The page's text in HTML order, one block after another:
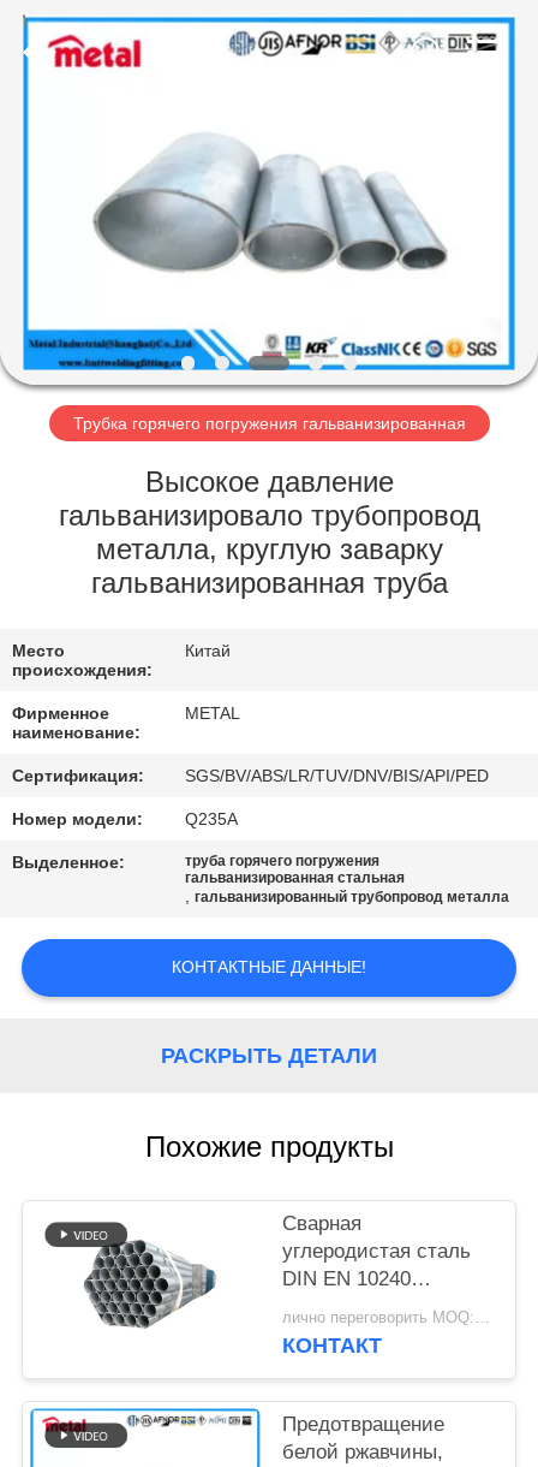
ПРОДУКТЫ
ПУТЕШЕСТВИЕ
ФАБРИКИ
ПРОВЕРКА
КАЧЕСТВА
МЫ
НОВОСТИ
СЛУЧАИ
САЙТА
PRIVACY
STEEL
CHINA.
Трубка горячего погружения гальванизированная
Высокое давление
гальванизировало трубопровод
металла, круглую заварку
гальванизированная труба
Место
происхождения:
Китай
Фирменное
наименование:
METAL
Сертификация: SGS/BV/ABS/LR/TUV/DNV/BIS/API/PED
Номер модели: Q235A
Выделенное:
труба горячего погружения
гальванизированная стальная
,гальванизированный трубопровод металла
КОНТАКТНЫЕ ДАННЫЕ!
РАСКРЫТЬ ДЕТАЛИ
Похожие продукты
Сварная
углеродистая сталь
DIN EN 10240
многократные
трубы для
ограждения
лично переговорить MOQ:1 шт.
КОНТАКТ
Предотвращение
белой ржавчины,